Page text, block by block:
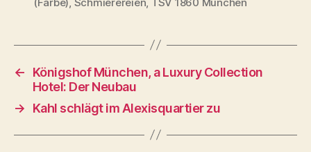
←
Königshof München, a Luxury Collection
Hotel: Der Neubau
→
Kahl schlägt im Alexisquartier zu